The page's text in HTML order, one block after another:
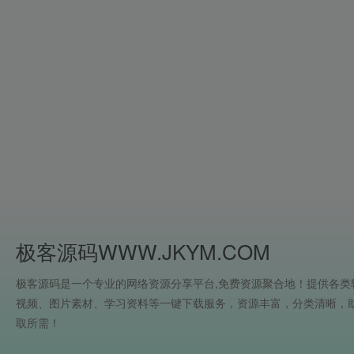
极客源码WWW.JKYM.COM
极客源码是一个专业的网络资源分享平台,免费资源聚合地！提供各
视频、图片素材、学习资料等一键下载服务，资源丰富，分类清晰，
取所需！